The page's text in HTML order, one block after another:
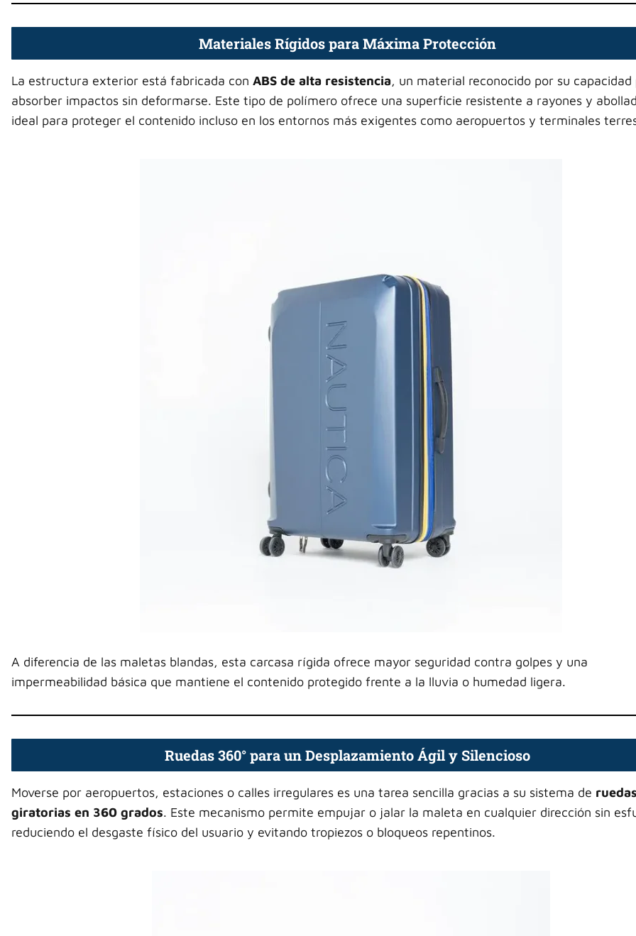
Materiales Rígidos para Máxima Protección
La estructura exterior está fabricada con ABS de alta resistencia, un material reconocido por su capacidad
absorber impactos sin deformarse. Este tipo de polímero ofrece una superficie resistente a rayones y
ideal para proteger el contenido incluso en los entornos más exigentes como aeropuertos y terminales
A diferencia de las maletas blandas, esta carcasa rígida ofrece mayor seguridad contra golpes y una
impermeabilidad básica que mantiene el contenido protegido frente a la lluvia o humedad ligera.
Ruedas 360° para un Desplazamiento Ágil y Silencioso
Moverse por aeropuertos, estaciones o calles irregulares es una tarea sencilla gracias a su sistema de ruedas
giratorias en 360 grados. Este mecanismo permite empujar o jalar la maleta en cualquier dirección sin
reduciendo el desgaste físico del usuario y evitando tropiezos o bloqueos repentinos.